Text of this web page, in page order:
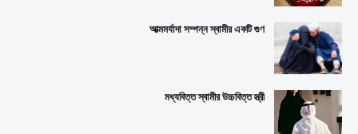
আত্মমর্যাদা সম্পন্ন স্বামীর একটি গুণ
মধ্যবিত্ত স্বামীর উচ্চবিত্ত স্ত্রী